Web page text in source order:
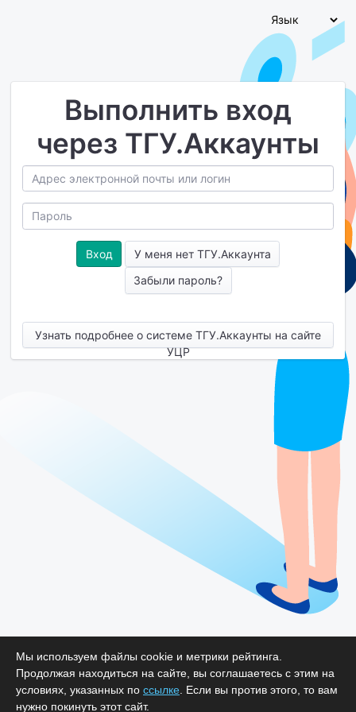
Выполнить вход
через ТГУ.Аккаунты
У меня нет ТГУ.Аккаунта
Забыли пароль?
Узнать подробнее о системе ТГУ.Аккаунты на сайте
УЦР
Мы используем файлы cookie и метрики рейтинга.
Продолжая находиться на сайте, вы соглашаетесь с этим на
условиях, указанных по ссылке . Если вы против этого, то вам
нужно покинуть этот сайт.